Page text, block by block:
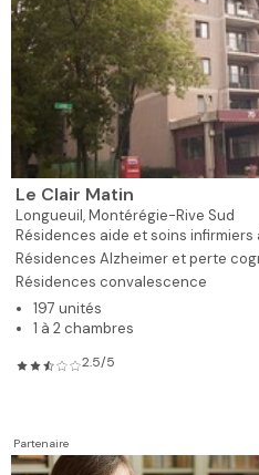
Le Clair Matin
Longueuil,Montérégie-Rive Sud
Résidences aide et soins infirmiers
Résidences Alzheimer et perte
Résidences convalescence
197 unités
1 à 2 chambres
2.5/5
Partenaire